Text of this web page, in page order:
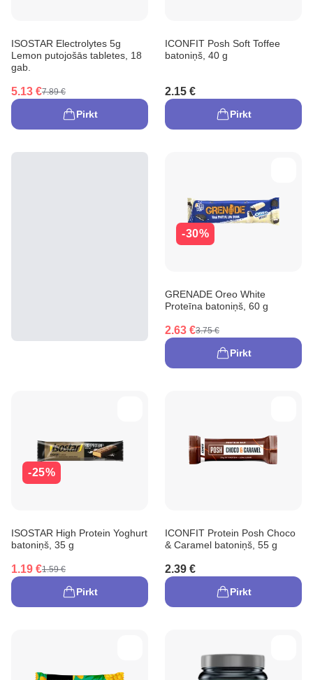
ISOSTAR Electrolytes 5g
Lemon putojošās tabletes, 18
gab.
5.13 €7.89 €
Pirkt
ICONFIT Posh Soft Toffee
batoniņš, 40 g
2.15 €
Pirkt
-30%
GRENADE Oreo White
Proteīna batoniņš, 60 g
2.63 €3.75 €
Pirkt
-25%
ISOSTAR High Protein Yoghurt
batoniņš, 35 g
1.19 €1.59 €
Pirkt
ICONFIT Protein Posh Choco
& Caramel batoniņš, 55 g
2.39 €
Pirkt